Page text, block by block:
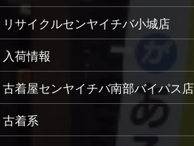
リサイクルセンヤイチバ小城店
入荷情報
古着屋センヤイチバ南部バイパス店
古着系